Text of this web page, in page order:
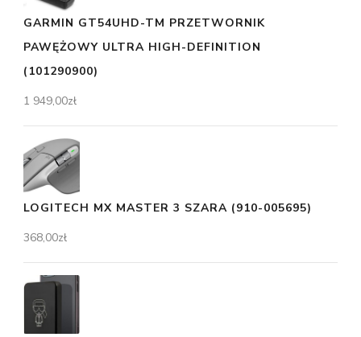
GARMIN GT54UHD-TM PRZETWORNIK
PAWĘŻOWY ULTRA HIGH-DEFINITION
(101290900)
1 949,00zł
LOGITECH MX MASTER 3 SZARA (910-005695)
368,00zł